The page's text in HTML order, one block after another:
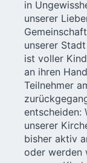
in
unserer
unserer
ist voller
an ihren
Teilnehmer
entscheiden:
unserer
bisher aktiv
oder werden